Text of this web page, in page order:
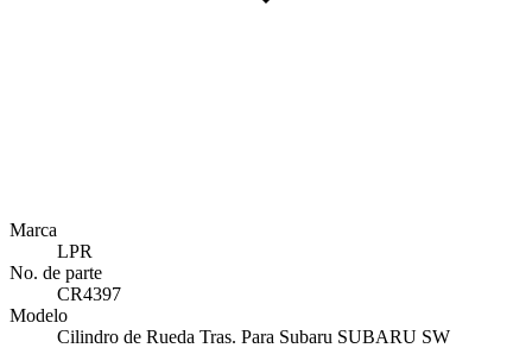
Marca
LPR
No. de parte
CR4397
Modelo
Cilindro de Rueda Tras. Para Subaru SUBARU SW